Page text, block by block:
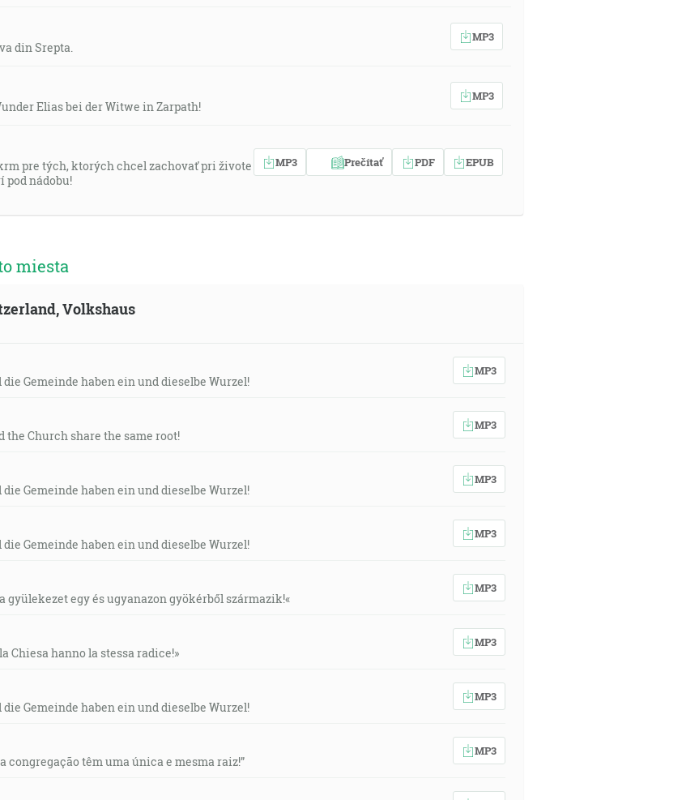
din Srepta.
MP3
Elias bei der Witwe in Zarpath!
MP3
pre tých, ktorých chcel zachovať pri živote
pod nádobu!
MP3 Prečítať PDF EPUB
miesta
Volkshaus
die Gemeinde haben ein und dieselbe Wurzel!
MP3
the Church share the same root!
MP3
die Gemeinde haben ein und dieselbe Wurzel!
MP3
die Gemeinde haben ein und dieselbe Wurzel!
MP3
a gyülekezet egy és ugyanazon gyökérből származik!«
MP3
Chiesa hanno la stessa radice!»
MP3
die Gemeinde haben ein und dieselbe Wurzel!
MP3
a congregação têm uma única e mesma raiz!”
MP3